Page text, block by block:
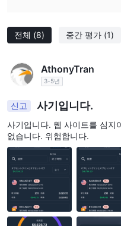
전체 (8) 중간 평가 (1)
AthonyTran
3-5년
신고 사기입니다.
사기입니다. 웹 사이트를 심지
없습니다. 위험합니다.